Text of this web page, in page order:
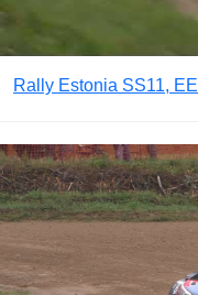
Rally Estonia SS11,